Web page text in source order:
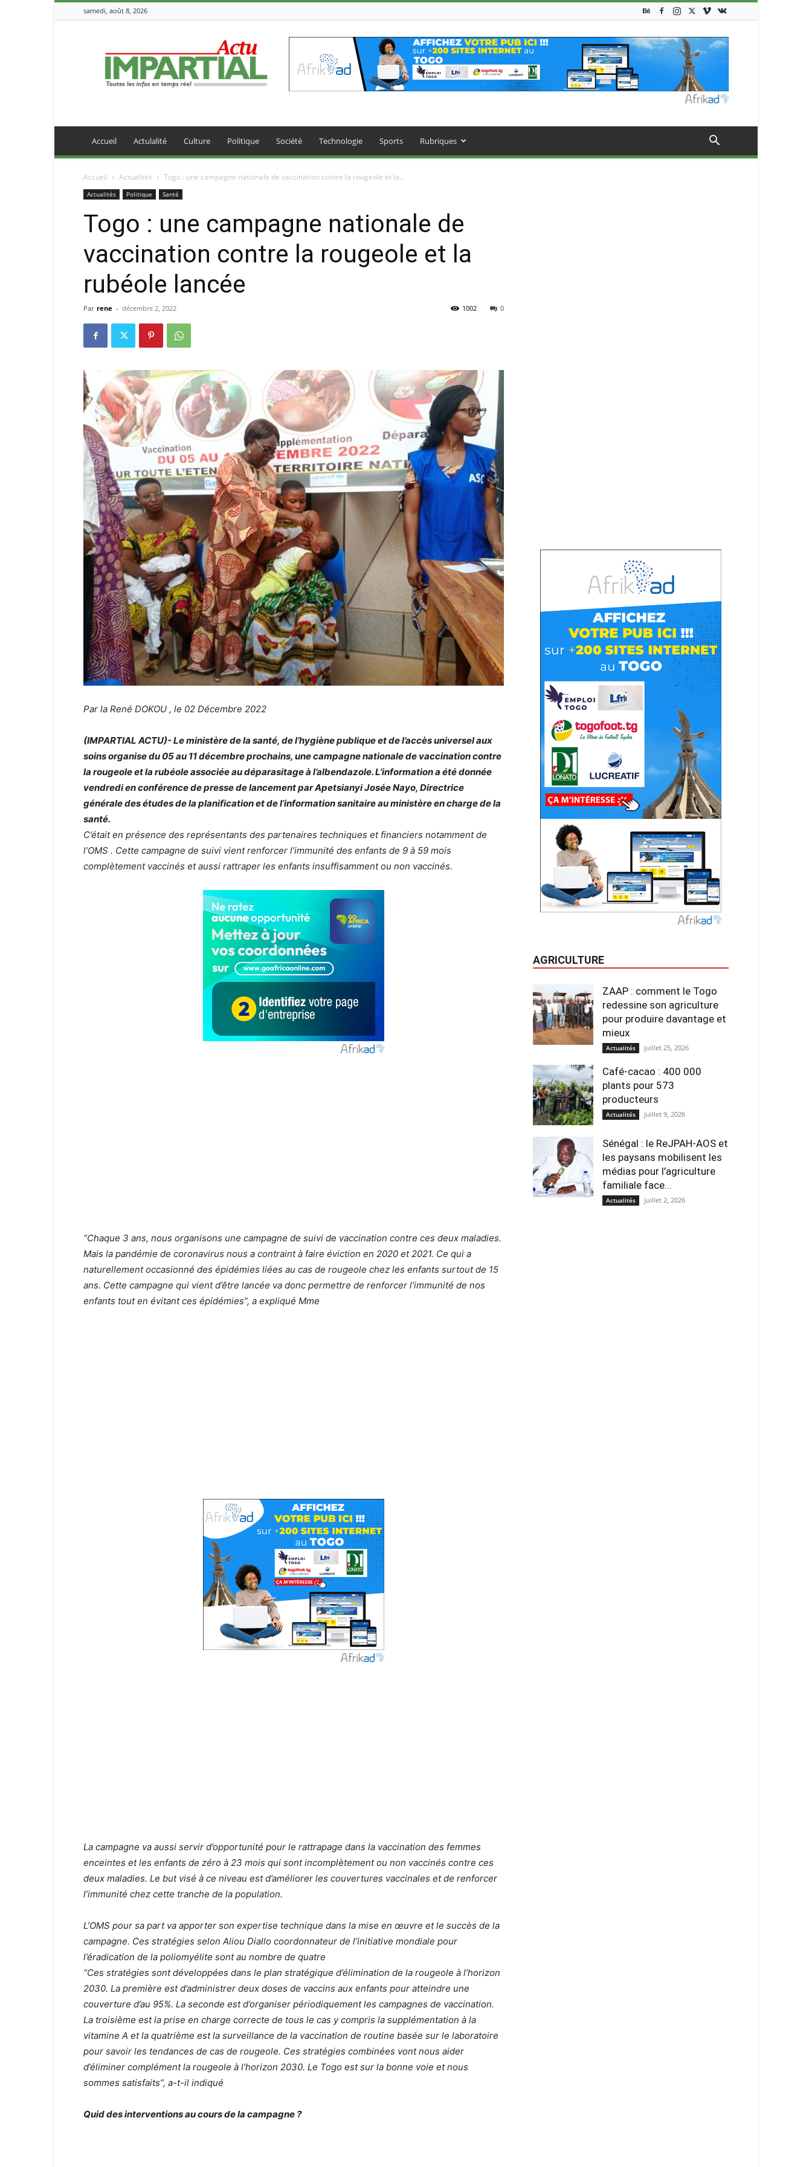
samedi, août 8, 2026
IMPARTIALACTU
Accueil Actulalité Culture Politique Société Technologie Sports Rubriques
Accueil Actualités Togo : une campagne nationale de vaccination contre la rougeole et la...
Actualités Politique Santé
Togo : une campagne nationale de
vaccination contre la rougeole et la
rubéole lancée
Par rene - décembre 2, 2022 0
1002
Par la René DOKOU , le 02 Décembre 2022
(IMPARTIAL ACTU)- Le ministère de la santé, de l’hygiène publique et de l’accès universel aux
soins organise du 05 au 11 décembre prochains, une campagne nationale de vaccination contre
la rougeole et la rubéole associée au déparasitage à l’albendazole. L’information a été donnée
vendredi en conférence de presse de lancement par Apetsianyi Josée Nayo, Directrice
générale des études de la planification et de l’information sanitaire au ministère en charge de la
santé.
C’était en présence des représentants des partenaires techniques et financiers notamment de
l’OMS . Cette campagne de suivi vient renforcer l’immunité des enfants de 9 à 59 mois
complètement vaccinés et aussi rattraper les enfants insuffisamment ou non vaccinés.
“Chaque 3 ans, nous organisons une campagne de suivi de vaccination contre ces deux maladies.
Mais la pandémie de coronavirus nous a contraint à faire éviction en 2020 et 2021. Ce qui a
naturellement occasionné des épidémies liées au cas de rougeole chez les enfants surtout de 15
ans. Cette campagne qui vient d’être lancée va donc permettre de renforcer l’immunité de nos
enfants tout en évitant ces épidémies”, a expliqué Mme
La campagne va aussi servir d’opportunité pour le rattrapage dans la vaccination des femmes
enceintes et les enfants de zéro à 23 mois qui sont incomplètement ou non vaccinés contre ces
deux maladies. Le but visé à ce niveau est d’améliorer les couvertures vaccinales et de renforcer
l’immunité chez cette tranche de la population.
L’OMS pour sa part va apporter son expertise technique dans la mise en œuvre et le succès de la
campagne. Ces stratégies selon Aliou Diallo coordonnateur de l’initiative mondiale pour
l’éradication de la poliomyélite sont au nombre de quatre
“Ces stratégies sont développées dans le plan stratégique d’élimination de la rougeole à l’horizon
2030. La première est d’administrer deux doses de vaccins aux enfants pour atteindre une
couverture d’au 95%. La seconde est d’organiser périodiquement les campagnes de vaccination.
La troisième est la prise en charge correcte de tous le cas y compris la supplémentation à la
vitamine A et la quatrième est la surveillance de la vaccination de routine basée sur le laboratoire
pour savoir les tendances de cas de rougeole. Ces stratégies combinées vont nous aider
d’éliminer complément la rougeole à l’horizon 2030. Le Togo est sur la bonne voie et nous
sommes satisfaits”, a-t-il indiqué
Quid des interventions au cours de la campagne ?
AGRICULTURE
ZAAP : comment le Togo
redessine son agriculture
pour produire davantage et
mieux
Actualités juillet 25, 2026
Café-cacao : 400 000
plants pour 573
producteurs
Actualités juillet 9, 2026
Sénégal : le ReJPAH-AOS et
les paysans mobilisent les
médias pour l’agriculture
familiale face...
Actualités juillet 2, 2026